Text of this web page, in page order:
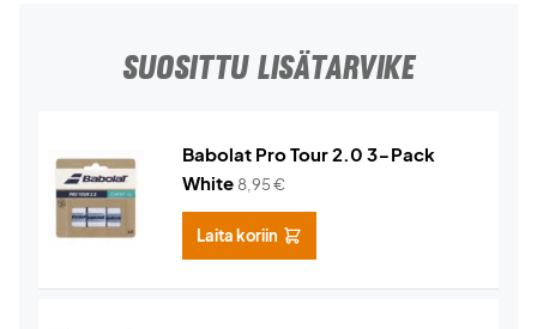
SUOSITTU LISÄTARVIKE
Babolat Pro Tour 2.0 3-Pack
White 8,95€
Laita koriin